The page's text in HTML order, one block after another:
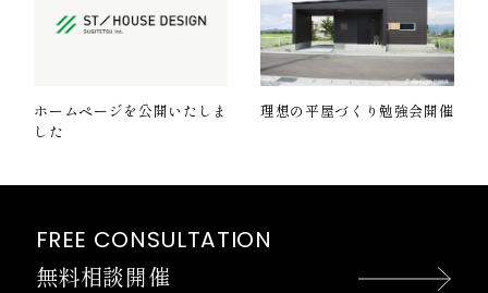
ホームページを公開いたしま
した
理想の平屋づくり勉強会開催
FREE CONSULTATION
無料相談開催